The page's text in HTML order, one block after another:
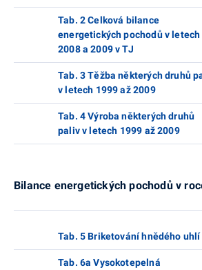
Tab. 2 Celková bilance
energetických pochodů v letech
2008 a 2009 v TJ
Tab. 3 Těžba některých druhů
v letech 1999 až 2009
Tab. 4 Výroba některých druhů
paliv v letech 1999 až 2009
Bilance energetických pochodů v
Tab. 5 Briketování hnědého uhlí
Tab. 6a Vysokotepelná